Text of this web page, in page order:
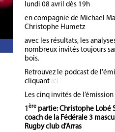
lundi 08 avril dès 19h
en compagnie de Michael
Christophe Humetz
avec les résultats, les
nombreux invités toujours
bois.
Retrouvez le podcast de
cliquant ici
Les cinq invités de l’émission
1ère partie: Christophe Lobé
coach de la Fédérale 3
Rugby club d’Arras